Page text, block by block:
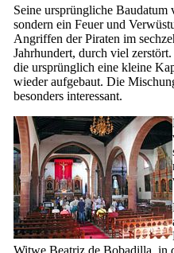
Seine ursprüngliche Baudatum
sondern ein Feuer und
Angriffen der Piraten im
Jahrhundert, durch viel
die ursprünglich eine kleine
wieder aufgebaut. Die
besonders interessant.
Witwe Beatriz de Bobadilla ,